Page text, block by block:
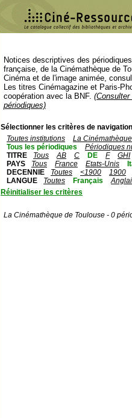
Notices descriptives des
française, de la Cinémathèque de
Cinéma et de l'image animée,
Les titres Cinémagazine et Paris-
coopération avec la BNF.
périodiques)
Sélectionner les critères de
Toutes institutions
La
Tous les périodiques
Périodiques
TITRE
Tous AB C DE F
GHI
PAYS
Tous France Etats-Unis
DECENNIE
Toutes <1900
1900
LANGUE
Toutes Français
Réinitialiser les critères
La Cinémathèque de Toulouse - 0